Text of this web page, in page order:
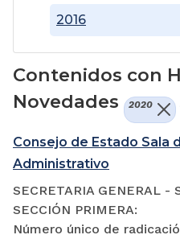
2016
Contenidos con
Novedades
2020
Consejo de Estado Sala
Administrativo
SECRETARIA GENERAL -
SECCIÓN PRIMERA:
Número único de